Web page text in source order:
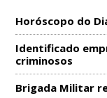
Horóscopo do
Identificado
criminosos
Brigada Militar